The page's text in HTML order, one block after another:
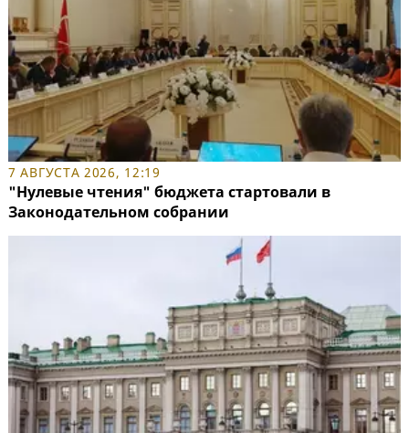
7 АВГУСТА 2026, 12:19
"Нулевые чтения" бюджета стартовали в
Законодательном собрании